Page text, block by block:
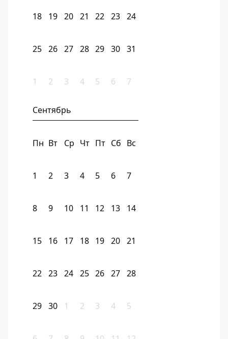
18 19 20 21 22 23 24
25 26 27 28 29 30 31
1 2 3 4 5 6 7
Сентябрь
Пн Вт Ср Чт Пт Сб Вс
1 2 3 4 5 6 7
8 9 10 11 12 13 14
15 16 17 18 19 20 21
22 23 24 25 26 27 28
29 30 1 2 3 4 5